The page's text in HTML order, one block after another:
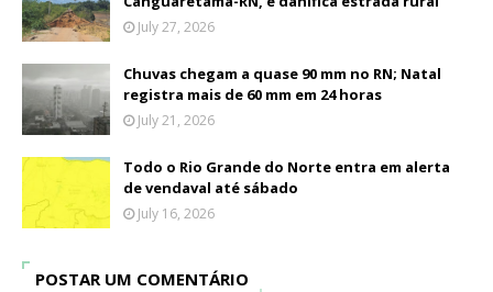
July 27, 2026
Chuvas chegam a quase 90 mm no RN; Natal
registra mais de 60 mm em 24 horas
July 21, 2026
Todo o Rio Grande do Norte entra em alerta
de vendaval até sábado
July 16, 2026
POSTAR UM COMENTÁRIO